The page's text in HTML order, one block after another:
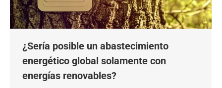
¿Sería posible un abastecimiento
energético global solamente con
energías renovables?